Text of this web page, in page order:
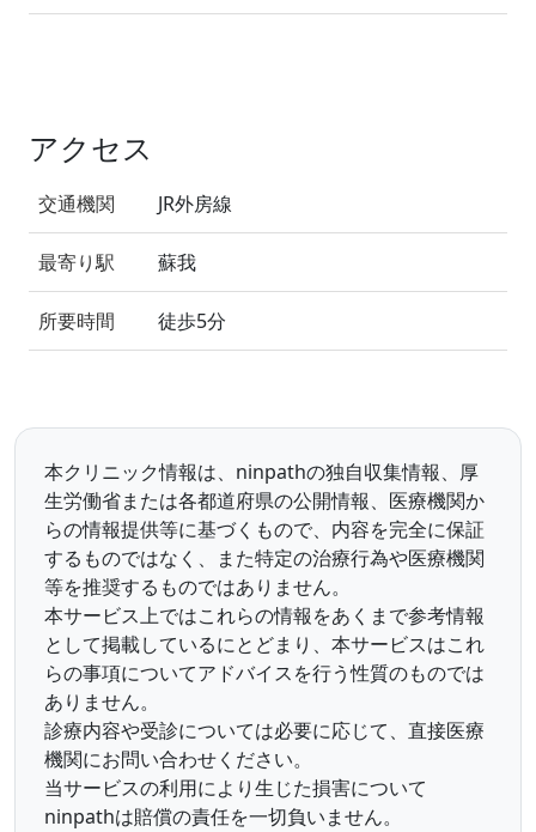
アクセス
交通機関 JR外房線
最寄り駅 蘇我
所要時間 徒歩5分
本クリニック情報は、ninpathの独自収集情報、厚
生労働省または各都道府県の公開情報、医療機関か
らの情報提供等に基づくもので、内容を完全に保証
するものではなく、また特定の治療行為や医療機関
等を推奨するものではありません。
本サービス上ではこれらの情報をあくまで参考情報
として掲載しているにとどまり、本サービスはこれ
らの事項についてアドバイスを行う性質のものでは
ありません。
診療内容や受診については必要に応じて、直接医療
機関にお問い合わせください。
当サービスの利用により生じた損害について
ninpathは賠償の責任を一切負いません。